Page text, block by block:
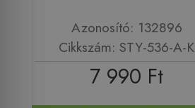
Azonosító: 132896
Cikkszám: STY-536-A-K
7 990 Ft